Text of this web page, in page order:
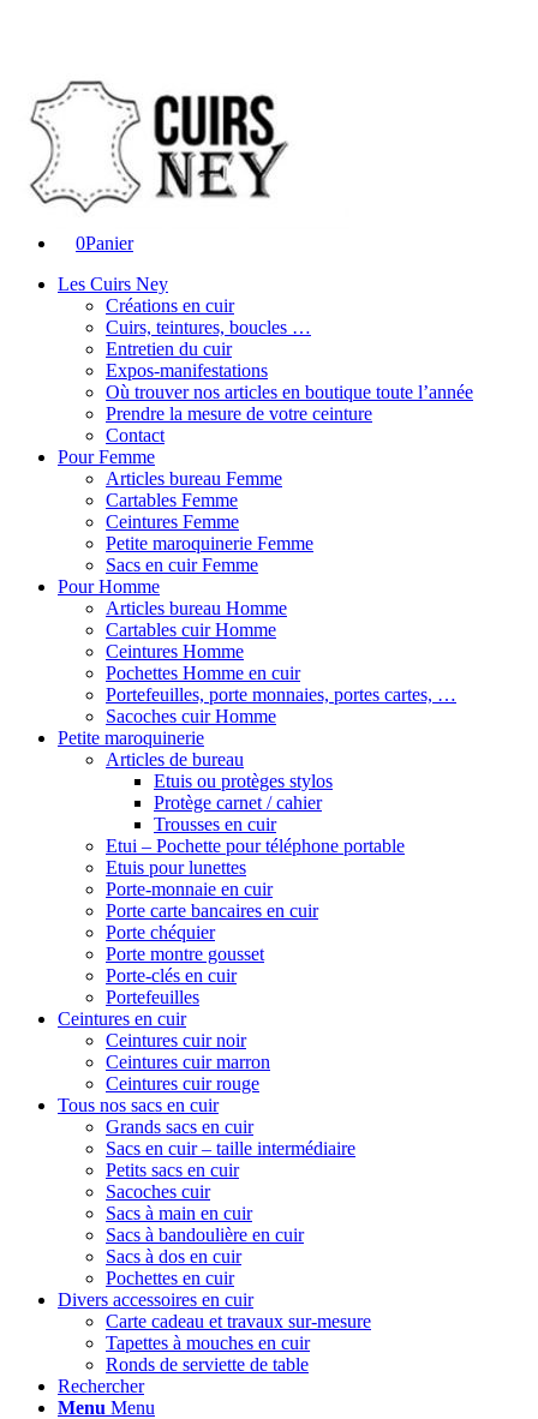
0Panier
Les Cuirs Ney
Créations en cuir
Cuirs, teintures, boucles …
Entretien du cuir
Expos-manifestations
Où trouver nos articles en boutique toute l’année
Prendre la mesure de votre ceinture
Contact
Pour Femme
Articles bureau Femme
Cartables Femme
Ceintures Femme
Petite maroquinerie Femme
Sacs en cuir Femme
Pour Homme
Articles bureau Homme
Cartables cuir Homme
Ceintures Homme
Pochettes Homme en cuir
Portefeuilles, porte monnaies, portes cartes, …
Sacoches cuir Homme
Petite maroquinerie
Articles de bureau
Etuis ou protèges stylos
Protège carnet / cahier
Trousses en cuir
Etui – Pochette pour téléphone portable
Etuis pour lunettes
Porte-monnaie en cuir
Porte carte bancaires en cuir
Porte chéquier
Porte montre gousset
Porte-clés en cuir
Portefeuilles
Ceintures en cuir
Ceintures cuir noir
Ceintures cuir marron
Ceintures cuir rouge
Tous nos sacs en cuir
Grands sacs en cuir
Sacs en cuir – taille intermédiaire
Petits sacs en cuir
Sacoches cuir
Sacs à main en cuir
Sacs à bandoulière en cuir
Sacs à dos en cuir
Pochettes en cuir
Divers accessoires en cuir
Carte cadeau et travaux sur-mesure
Tapettes à mouches en cuir
Ronds de serviette de table
Rechercher
Menu Menu